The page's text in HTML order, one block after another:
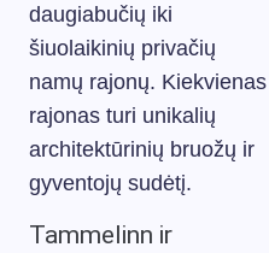
daugiabučių iki
šiuolaikinių privačių
namų rajonų. Kiekvienas
rajonas turi unikalių
architektūrinių bruožų ir
gyventojų sudėtį.
Tammelinn ir